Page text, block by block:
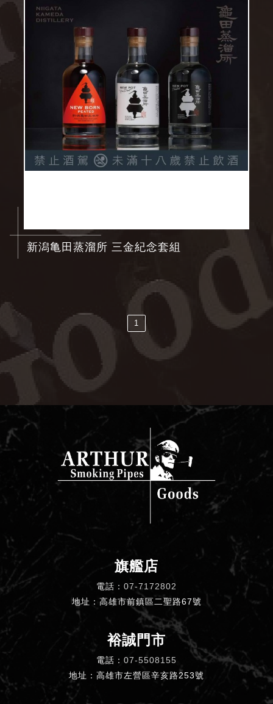
新潟亀田蒸溜所 三金紀念套組
1
旗艦店
電話： 07-7172802
地址：高雄市前鎮區二聖路67號
裕誠門市
電話： 07-5508155
地址：高雄市左營區辛亥路253號